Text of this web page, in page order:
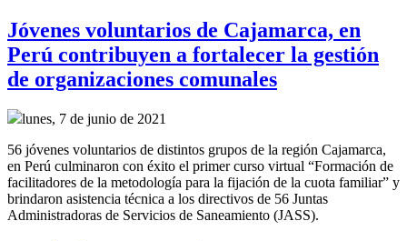
Jóvenes voluntarios de Cajamarca, en
Perú contribuyen a fortalecer la gestión
de organizaciones comunales
lunes, 7 de junio de 2021
56 jóvenes voluntarios de distintos grupos de la región Cajamarca,
en Perú culminaron con éxito el primer curso virtual “Formación de
facilitadores de la metodología para la fijación de la cuota familiar” y
brindaron asistencia técnica a los directivos de 56 Juntas
Administradoras de Servicios de Saneamiento (JASS).